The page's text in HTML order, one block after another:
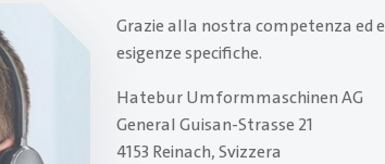
Grazie alla nostra competenza ed
esigenze specifiche.
Hatebur Umformmaschinen AG
General Guisan-Strasse 21
4153 Reinach, Svizzera